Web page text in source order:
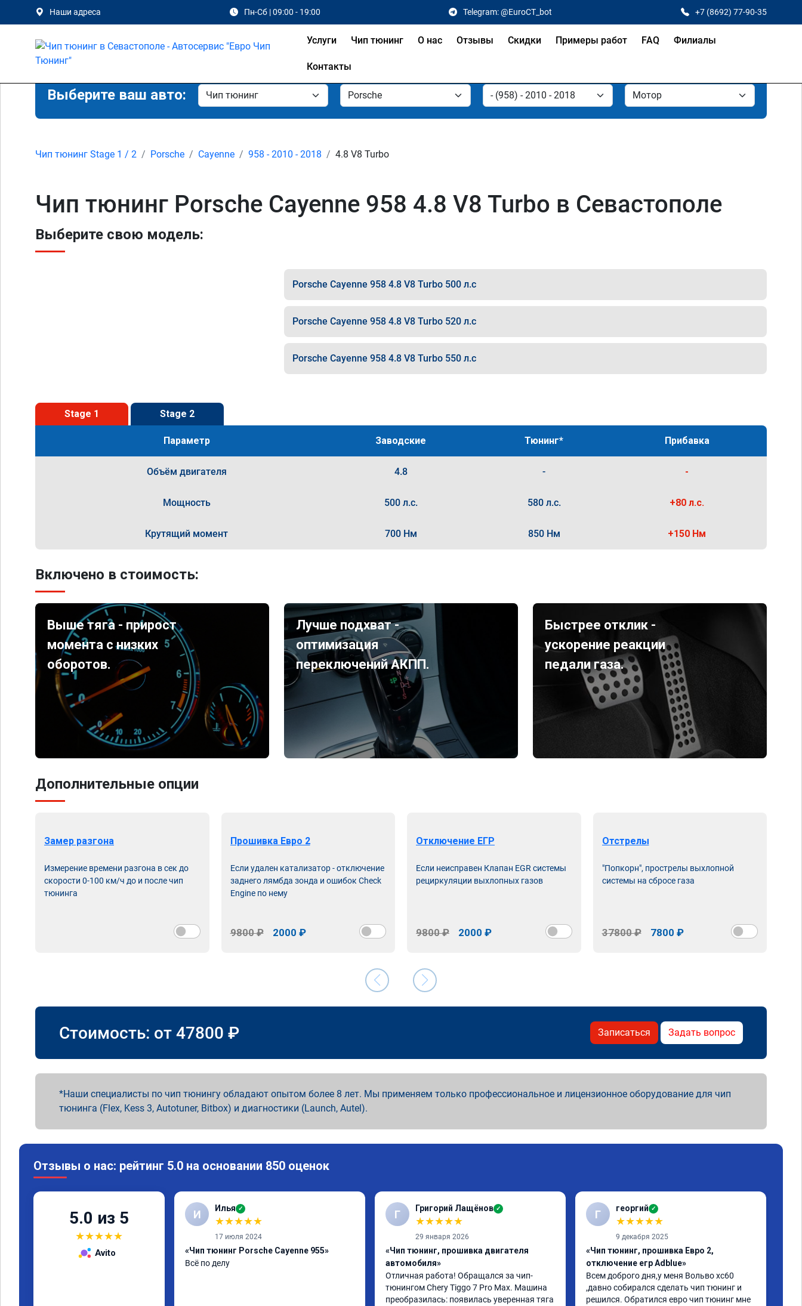
Наши адреса Пн-Сб | 09:00 - 19:00 Telegram: @EuroCT_bot +7 (8692) 77-90-35
Услуги Чип тюнинг О нас Отзывы Скидки Примеры работ FAQ Филиалы
Контакты
Выберите ваш авто:
Чип тюнинг Stage 1 / 2 Porsche Cayenne 958 - 2010 - 2018 4.8 V8 Turbo
Чип тюнинг Porsche Cayenne 958 4.8 V8 Turbo в Севастополе
Выберите свою модель:
Porsche Cayenne 958 4.8 V8 Turbo 500 л.с
Porsche Cayenne 958 4.8 V8 Turbo 520 л.с
Porsche Cayenne 958 4.8 V8 Turbo 550 л.с
Stage 1 Stage 2
Параметр Заводские Тюнинг* Прибавка
Объём двигателя 4.8 - -
Мощность 500 л.с. 580 л.с. +80 л.с.
Крутящий момент 700 Нм 850 Нм +150 Нм
Включено в стоимость:
Выше тяга - прирост
момента с низких
оборотов.
Лучше подхват -
оптимизация
переключений АКПП.
Быстрее отклик -
ускорение реакции
педали газа.
Дополнительные опции
Замер разгона
Измерение времени разгона в сек до
скорости 0-100 км/ч до и после чип
тюнинга
Прошивка Евро 2
Если удален катализатор - отключение
заднего лямбда зонда и ошибок Check
Engine по нему
9800 ₽ 2000 ₽
Отключение ЕГР
Если неисправен Клапан EGR системы
рециркуляции выхлопных газов
9800 ₽ 2000 ₽
Отстрелы
"Попкорн", прострелы выхлопной
системы на сбросе газа
37800 ₽ 7800 ₽
Стоимость: от 47800 ₽ Записаться Задать вопрос
Наши специалисты по чип тюнингу обладают опытом более 8 лет. Мы применяем только профессиональное и лицензионное оборудование для чип
тюнинга (Flex, Kess 3, Autotuner, Bitbox) и диагностики (Launch, Autel).
Отзывы о нас: рейтинг 5.0 на основании 850 оценок
5.0 из 5
★★★★★
Avito
И Илья ✓
★★★★★
17 июля 2024
«Чип тюнинг Porsche Cayenne 955»
Всё по делу
Г Григорий Лащёнов ✓
★★★★★
29 января 2026
«Чип тюнинг, прошивка двигателя
автомобиля»
Отличная работа! Обращался за чип-
тюнингом Chery Tiggo 7 Pro Max. Машина
преобразилась: появилась уверенная тяга
Г георгий ✓
★★★★★
9 декабря 2025
«Чип тюнинг, прошивка Евро 2,
отключение егр Adblue»
Всем доброго дня,у меня Вольво xc60
,давно собирался сделать чип тюнинг и
решился. Обратился евро чип тюнинг мне